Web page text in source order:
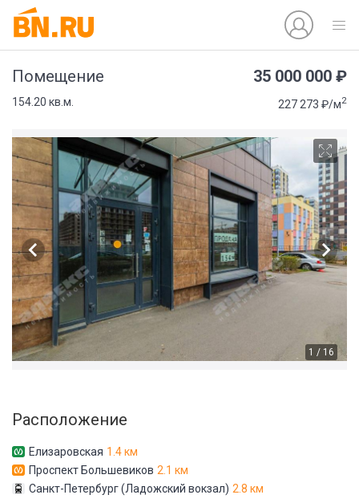
Помещение 35 000 000 ₽
154.20 кв.м. 227 273 ₽/м2
1 / 16
Расположение
Елизаровская 1.4 км
Проспект Большевиков 2.1 км
Санкт-Петербург (Ладожский вокзал) 2.8 км